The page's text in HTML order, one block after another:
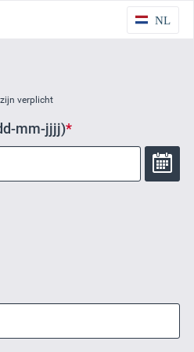
NL
verplicht
mm-jjjj)